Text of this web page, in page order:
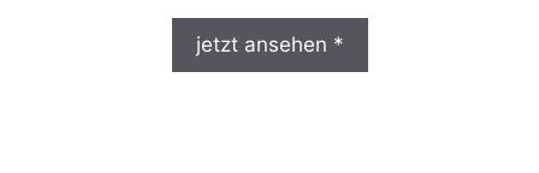
jetzt ansehen *